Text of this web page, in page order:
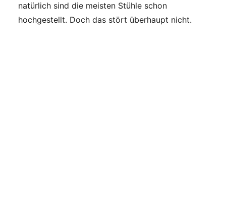
natürlich sind die meisten Stühle schon
hochgestellt. Doch das stört überhaupt nicht.